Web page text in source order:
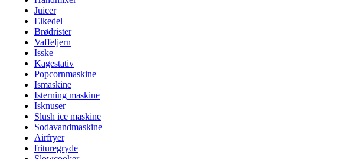
Juicer
Elkedel
Brødrister
Vaffeljern
Isske
Kagestativ
Popcornmaskine
Ismaskine
Isterning maskine
Isknuser
Slush ice maskine
Sodavandmaskine
Airfryer
frituregryde